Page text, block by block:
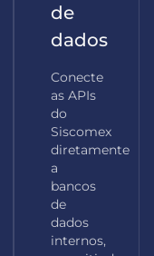
de
dados
Conecte
as APIs
do
Siscomex
diretamente
a
bancos
de
dados
internos,